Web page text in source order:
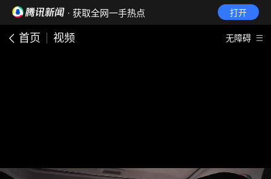
· 获取全网一手热点 打开
首页 视频 无障碍